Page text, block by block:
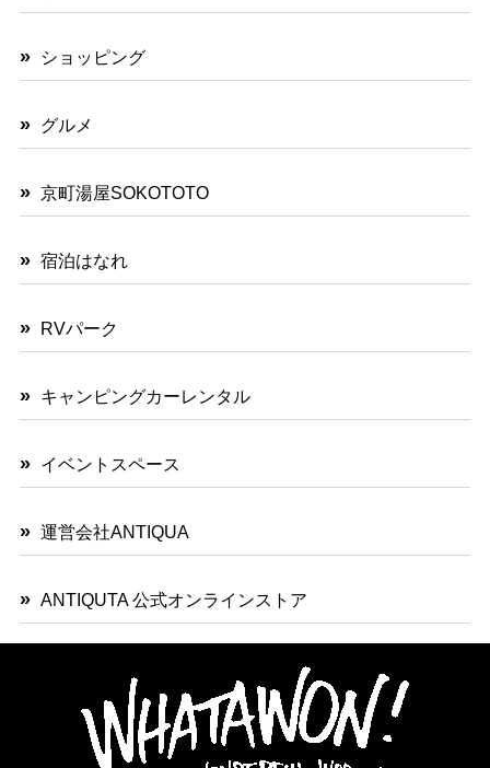
ショッピング
グルメ
京町湯屋SOKOTOTO
宿泊はなれ
RVパーク
キャンピングカーレンタル
イベントスペース
運営会社ANTIQUA
ANTIQUTA 公式オンラインストア